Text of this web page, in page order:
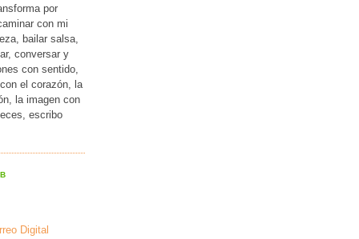
por
con mi
bailar salsa,
conversar y
con sentido,
el corazón, la
la imagen con
escribo
Digital